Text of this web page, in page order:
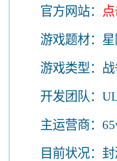
官方网站：
游戏题材：星
游戏类型：战
开发团队：
主运营商：
目前状况：封